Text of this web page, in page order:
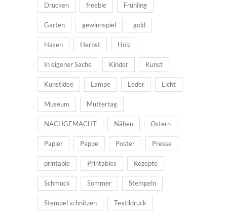
Drucken freebie Frühling
Garten gewinnspiel gold
Hasen Herbst Holz
In eigener Sache Kinder Kunst
Kunstidee Lampe Leder Licht
Museum Muttertag
NACHGEMACHT Nähen Ostern
Papier Pappe Poster Presse
printable Printables Rezepte
Schmuck Sommer Stempeln
Stempel schnitzen Textildruck